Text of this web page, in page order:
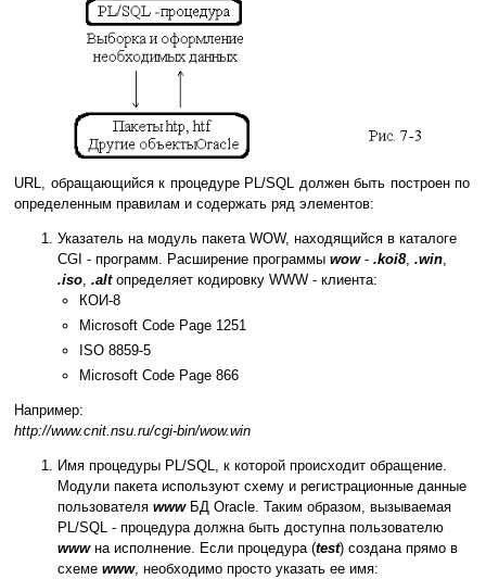
URL, обращающийся к процедуре PL/SQL должен быть построен по
определенным правилам и содержать ряд элементов:
Указатель на модуль пакета WOW, находящийся в каталоге
CGI - программ. Расширение программы wow- .koi8, .win
.iso .altопределяет кодировку WWW - клиента:
КОИ-8
Microsoft Code Page 1251
ISO 8859-5
Microsoft Code Page 866
Например:
http://www.cnit.nsu.ru/cgi-bin/wow.win
Имя процедуры PL/SQL, к которой происходит обращение.
Модули пакета используют схему и регистрационные данные
пользователя wwwБД Oracle. Таким образом, вызываемая
PL/SQL - процедура должна быть доступна пользователю
www на исполнение. Если процедура (test) создана прямо в
схеме www, необходимо просто указать ее имя: